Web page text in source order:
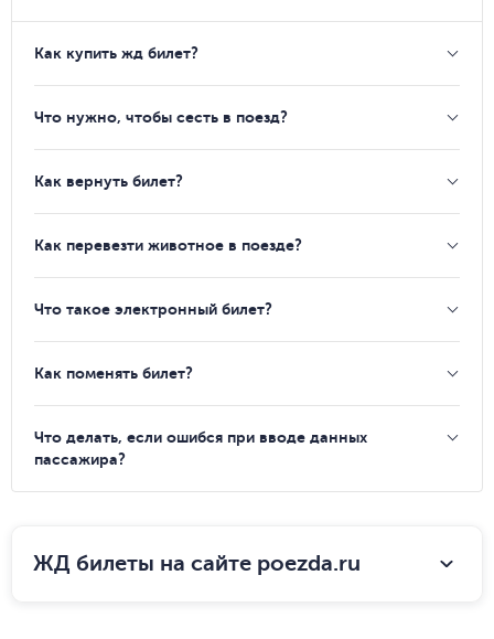
Как купить жд билет?
Что нужно, чтобы сесть в поезд?
Как вернуть билет?
Как перевезти животное в поезде?
Что такое электронный билет?
Как поменять билет?
Что делать, если ошибся при вводе данных
пассажира?
ЖД билеты на сайте poezda.ru